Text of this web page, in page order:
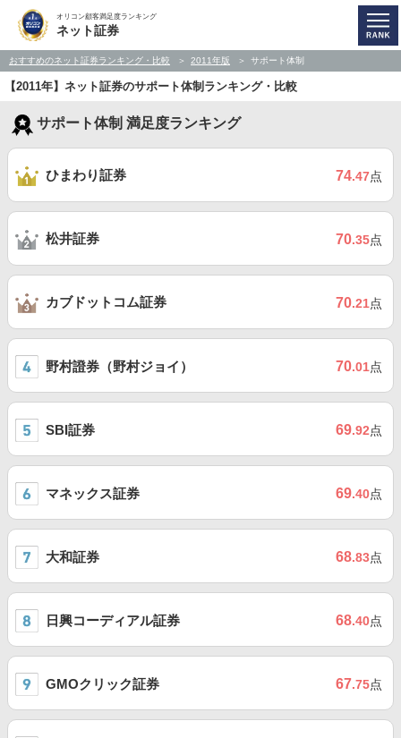
オリコン顧客満足度ランキング
ネット証券
おすすめのネット証券ランキング・比較 2011年版 サポート体制
【2011年】ネット証券のサポート体制ランキング・比較
サポート体制 満足度ランキング
ひまわり証券 74.47点
松井証券 70.35点
カブドットコム証券 70.21点
野村證券（野村ジョイ） 70.01点
SBI証券 69.92点
マネックス証券 69.40点
大和証券 68.83点
日興コーディアル証券 68.40点
GMOクリック証券 67.75点